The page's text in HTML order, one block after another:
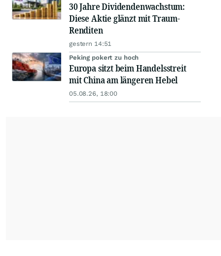
30 Jahre Dividendenwachstum:
Diese Aktie glänzt mit Traum-
Renditen
gestern 14:51
Peking pokert zu hoch
Europa sitzt beim Handelsstreit
mit China am längeren Hebel
05.08.26, 18:00